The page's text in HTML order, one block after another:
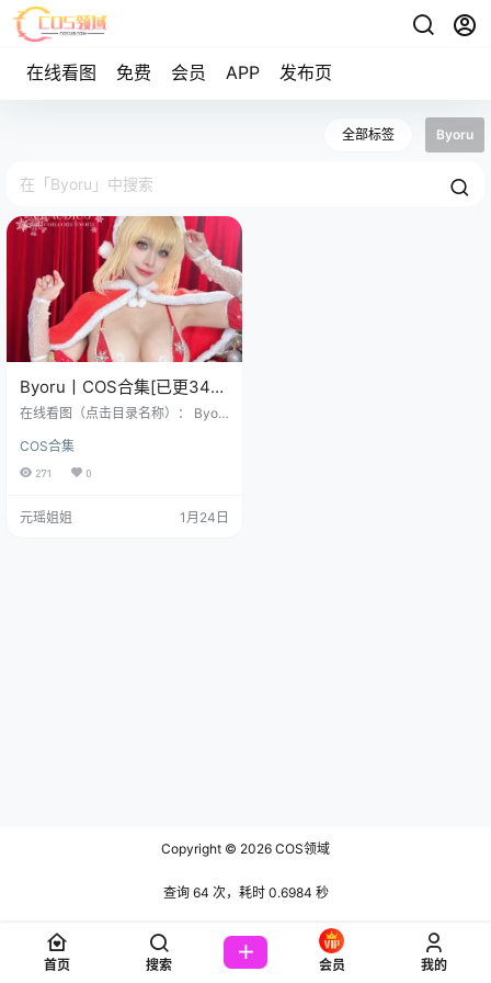
在线看图 免费 会员 APP 发布页
全部标签 Byoru
Byoru丨COS合集[已更344
期]~[18574P+1643V –
在线看图（点击目录名称）： Byor
B] Byoru – NO.002 &Hidori Rose D
oA 死或生泳装 [42P-349MB] Byor
介： 嘿，一位超有趣的人物——By
COS合集
271 0
元瑶姐姐 1月24日
Copyright © 2026 COS领域
查询 64 次，耗时 0.6984 秒
首页 搜索 会员 我的